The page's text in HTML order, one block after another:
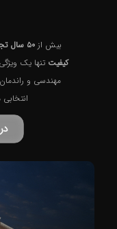
بیش از۵۰ سال تجربه
کیفیت تنها یک
مهندسی و راندمان